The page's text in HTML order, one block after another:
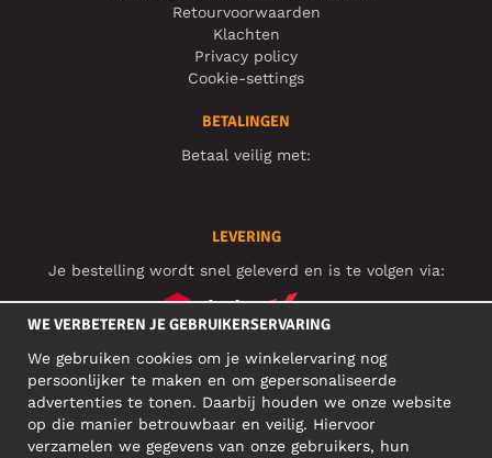
Retourvoorwaarden
Klachten
Privacy policy
Cookie-settings
BETALINGEN
Betaal veilig met:
LEVERING
Je bestelling wordt snel geleverd en is te volgen via:
SOCIAL MEDIA
ZAKELIJK ADRES
WE VERBETEREN JE GEBRUIKERSERVARING
We gebruiken cookies om je winkelervaring nog
persoonlijker te maken en om gepersonaliseerde
advertenties te tonen. Daarbij houden we onze website
op die manier betrouwbaar en veilig. Hiervoor
verzamelen we gegevens van onze gebruikers, hun